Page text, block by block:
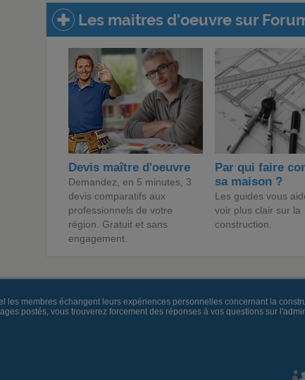
Les maitres d'oeuvre sur
Devis maître d'oeuvre
Demandez, en 5 minutes, 3
devis comparatifs aux
professionnels de votre
région. Gratuit et sans
engagement.
Par qui faire
sa maison ?
Les guides vous
voir plus clair sur la
construction.
les membres échangent leurs expériences personnelles concernant la
postés, vous trouverez forcement des réponses à vos questions sur